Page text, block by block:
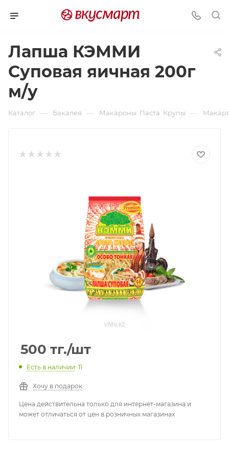
Лапша КЭММИ
Суповая яичная 200г
м/у
Каталог — Бакалея — Макароны. Паста. Крупы —
500 тг./шт
Есть в наличии: 11
Хочу в подарок
Цена действительна только для интернет-магазина и
может отличаться от цен в розничных магазинах